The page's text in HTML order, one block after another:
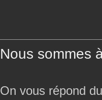
Nous sommes
On vous répond